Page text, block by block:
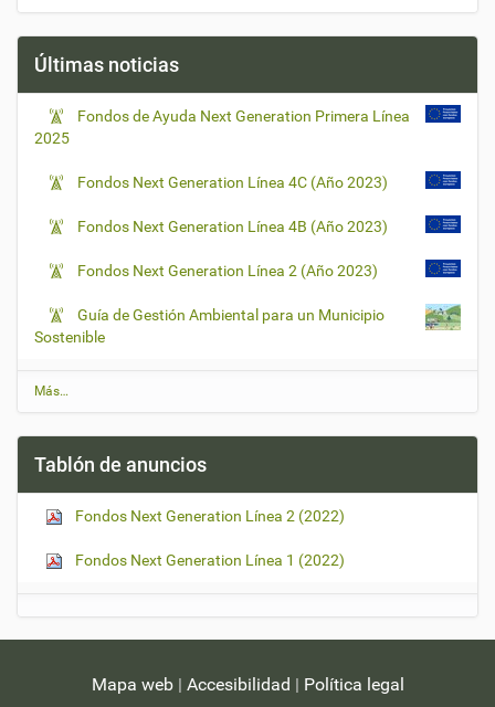
Últimas noticias
Fondos de Ayuda Next Generation Primera Línea
2025
Fondos Next Generation Línea 4C (Año 2023)
Fondos Next Generation Línea 4B (Año 2023)
Fondos Next Generation Línea 2 (Año 2023)
Guía de Gestión Ambiental para un Municipio
Sostenible
Ú
l
i
Más…
Tablón de anuncios
Fondos Next Generation Línea 2 (2022)
Fondos Next Generation Línea 1 (2022)
Mapa web| Accesibilidad | Política legal